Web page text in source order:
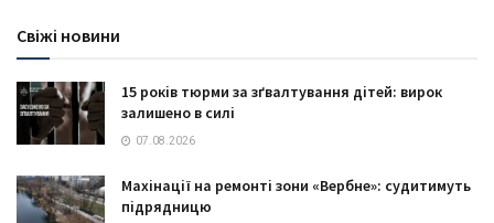
Свіжі новини
15 років тюрми за зґвалтування дітей: вирок
залишено в силі
07.08.2026
Махінації на ремонті зони «Вербне»: судитимуть
підрядницю